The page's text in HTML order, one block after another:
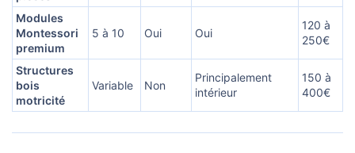
Modules
Montessori
premium
5 à 10 Oui Oui
120 à
250€
Structures
bois
motricité
Variable Non
Principalement
intérieur
150 à
400€